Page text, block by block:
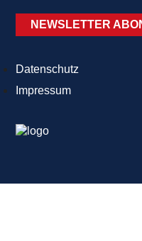
NEWSLETTER
Datenschutz
Impressum